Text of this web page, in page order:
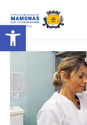
Barra de